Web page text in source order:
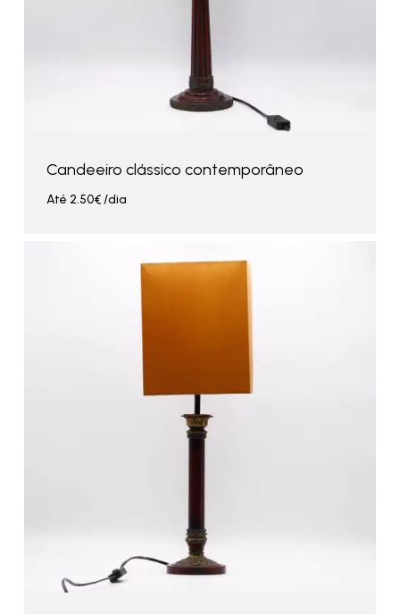
Candeeiro clássico contemporâneo
Até 2.50€/dia